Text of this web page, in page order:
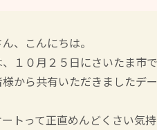
、こんにちは。
１０月２５日にさいたま市
から共有いただきましたデ
ートって正直めんどくさい気